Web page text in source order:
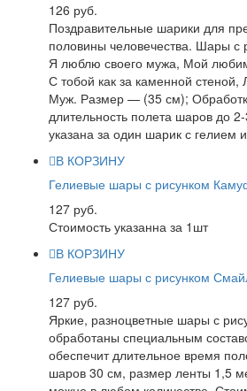
126 руб.
Поздравительные шарики для
половины человечества. Шары с
Я люблю своего мужа, Мой
С тобой как за каменной
Муж. Размер — (35 см);
длительность полета шаров до
указана за один шарик с гелием
В КОРЗИНУ
Гелиевые шары с рисунком
127 руб.
Стоимость указанна за 1шт
В КОРЗИНУ
Гелиевые шары с рисунком
127 руб.
Яркие, разноцветные шары с
обработаны специальным
обеспечит длительное время
шаров 30 см, размер ленты 1,5